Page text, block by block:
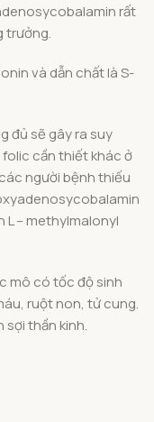
rất
trưởng.
và dẫn chất là S-
đủ sẽ gây ra suy
cần thiết khác ở
người bệnh thiếu
L – methylmalonyl
mô có tốc độ sinh
ruột non, tử cung.
sợi thần kinh.